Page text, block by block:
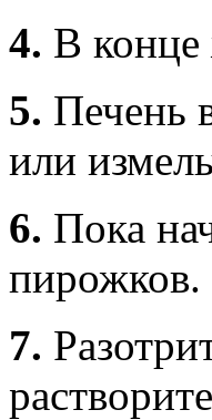
4. В конце
5. Печень
или
6. Пока
пирожков.
7.